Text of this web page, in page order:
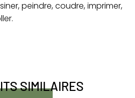
peindre, coudre, imprimer,
SIMILAIRES